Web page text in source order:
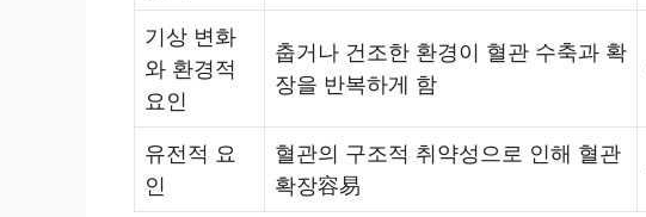
기상 변화
와 환경적
요인
춥거나 건조한 환경이 혈관 수축과 확
장을 반복하게 함
유전적 요
인
혈관의 구조적 취약성으로 인해 혈관
확장容易